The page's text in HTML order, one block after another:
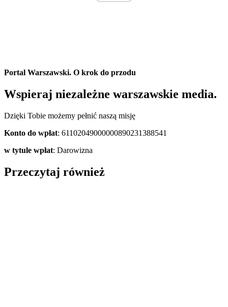
Portal Warszawski. O krok do przodu
Wspieraj niezależne warszawskie media.
Dzięki Tobie możemy pełnić naszą misję
Konto do wpłat: 61102049000000890231388541
w tytule wpłat: Darowizna
Przeczytaj również